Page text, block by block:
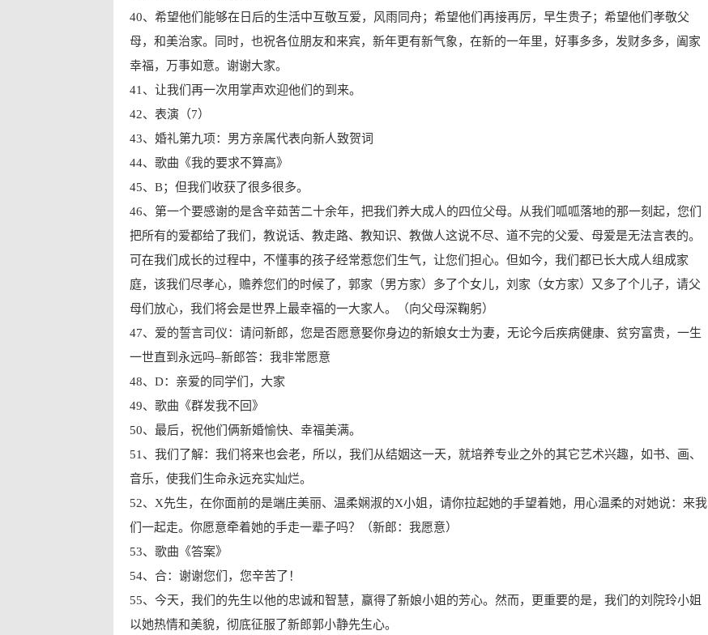
40、希望他们能够在日后的生活中互敬互爱，风雨同舟；希望他们再接再厉，早生贵子；希望他们孝敬父
母，和美治家。同时，也祝各位朋友和来宾，新年更有新气象，在新的一年里，好事多多，发财多多，阖家
幸福，万事如意。谢谢大家。
41、让我们再一次用掌声欢迎他们的到来。
42、表演（7）
43、婚礼第九项：男方亲属代表向新人致贺词
44、歌曲《我的要求不算高》
45、B；但我们收获了很多很多。
46、第一个要感谢的是含辛茹苦二十余年，把我们养大成人的四位父母。从我们呱呱落地的那一刻起，您们
把所有的爱都给了我们，教说话、教走路、教知识、教做人这说不尽、道不完的父爱、母爱是无法言表的。
可在我们成长的过程中，不懂事的孩子经常惹您们生气，让您们担心。但如今，我们都已长大成人组成家
庭，该我们尽孝心，赡养您们的时候了，郭家（男方家）多了个女儿，刘家（女方家）又多了个儿子，请父
母们放心，我们将会是世界上最幸福的一大家人。（向父母深鞠躬）
47、爱的誓言司仪：请问新郎，您是否愿意娶你身边的新娘女士为妻，无论今后疾病健康、贫穷富贵，一生
一世直到永远吗–新郎答：我非常愿意
48、D：亲爱的同学们，大家
49、歌曲《群发我不回》
50、最后，祝他们俩新婚愉快、幸福美满。
51、我们了解：我们将来也会老，所以，我们从结姻这一天，就培养专业之外的其它艺术兴趣，如书、画、
音乐，使我们生命永远充实灿烂。
52、X先生，在你面前的是端庄美丽、温柔娴淑的X小姐，请你拉起她的手望着她，用心温柔的对她说：来我
们一起走。你愿意牵着她的手走一辈子吗？（新郎：我愿意）
53、歌曲《答案》
54、合：谢谢您们，您辛苦了！
55、今天，我们的先生以他的忠诚和智慧，赢得了新娘小姐的芳心。然而，更重要的是，我们的刘院玲小姐
以她热情和美貌，彻底征服了新郎郭小静先生心。